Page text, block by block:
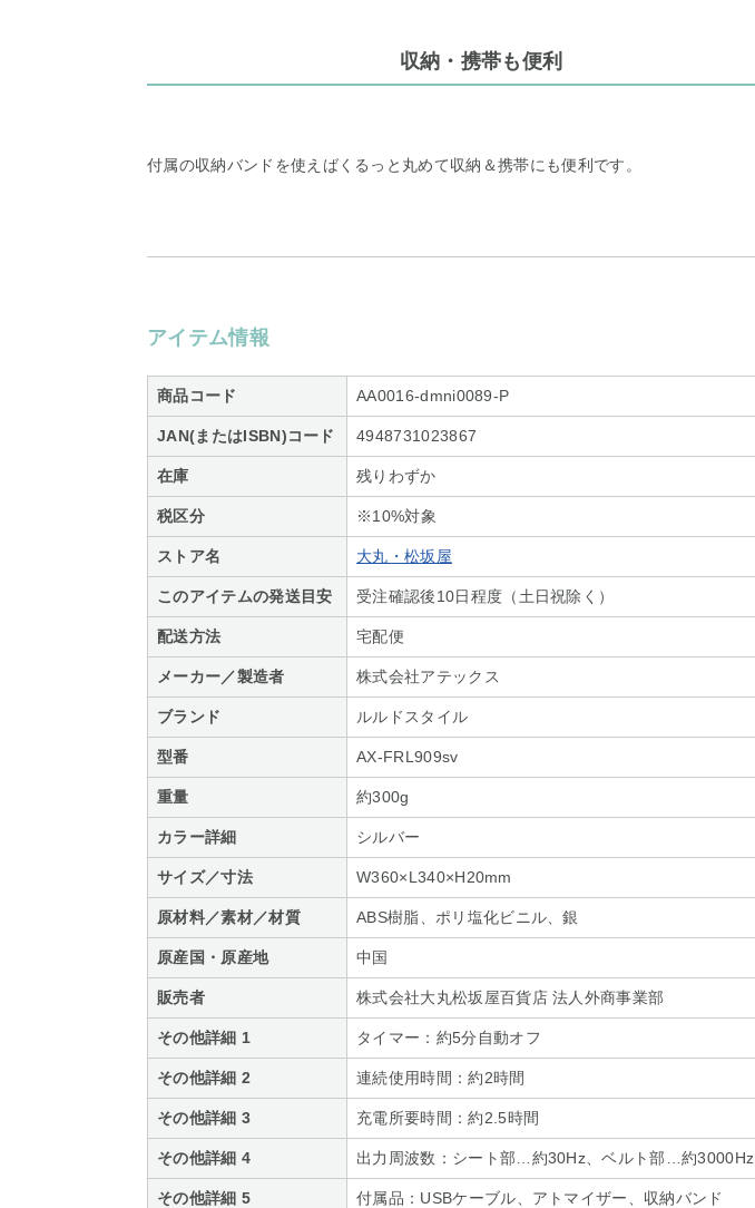
収納・携帯も便利
付属の収納バンドを使えばくるっと丸めて収納＆携帯にも便利です。
アイテム情報
商品コード AA0016-dmni0089-P
JAN(またはISBN)コード 4948731023867
在庫 残りわずか
税区分 ※10%対象
ストア名 大丸・松坂屋
このアイテムの発送目安 受注確認後10日程度（土日祝除く）
配送方法 宅配便
メーカー／製造者 株式会社アテックス
ブランド ルルドスタイル
型番 AX-FRL909sv
重量 約300g
カラー詳細 シルバー
サイズ／寸法 W360×L340×H20mm
原材料／素材／材質 ABS樹脂、ポリ塩化ビニル、銀
原産国・原産地 中国
販売者 株式会社大丸松坂屋百貨店 法人外商事業部
その他詳細 1 タイマー：約5分自動オフ
その他詳細 2 連続使用時間：約2時間
その他詳細 3 充電所要時間：約2.5時間
その他詳細 4 出力周波数：シート部…約30Hz、ベルト部…約3000Hz
その他詳細 5 付属品：USBケーブル、アトマイザー、収納バンド